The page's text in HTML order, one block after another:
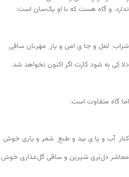
ندارد. و گاه هست که با او یک‌سان است:
شراب ِ لعل و جا یِ امن و یار ِ مهربان ساقی
دلا کِی بِه شود کارَت اگر اکنون نخواهد شد.
اما گاه متفاوت است:
کنار ِ آب و پا یِ بید و طبع ِ شعر و یاری خوش
معاشر دل‌بَری شیرین و ساقی گل‌عذاری خوش